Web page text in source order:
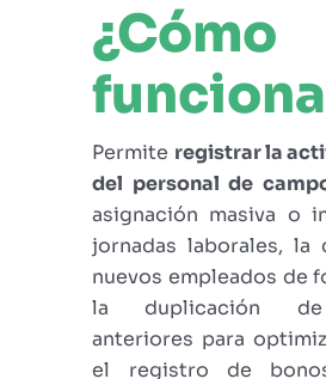
¿Cómo
Permite registrar la
del personal de
asignación masiva o
jornadas laborales, la
nuevos empleados de
la duplicación de
anteriores para
el registro de